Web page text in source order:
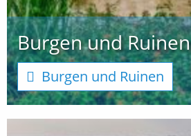
Burgen und Ruinen
Burgen und Ruinen